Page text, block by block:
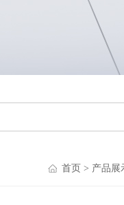
首页 > 产品展